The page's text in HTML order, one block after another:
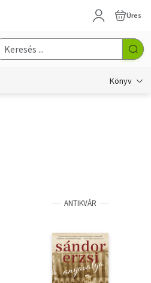
Üres
Könyv
ANTIKVÁR